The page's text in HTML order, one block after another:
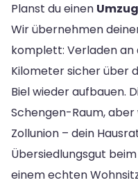
Planst du einen
Wir übernehmen
komplett: Verladen an
Kilometer sicher über
Biel wieder aufbauen.
Schengen-Raum, aber
Zollunion – dein
Übersiedlungsgut
einem echten